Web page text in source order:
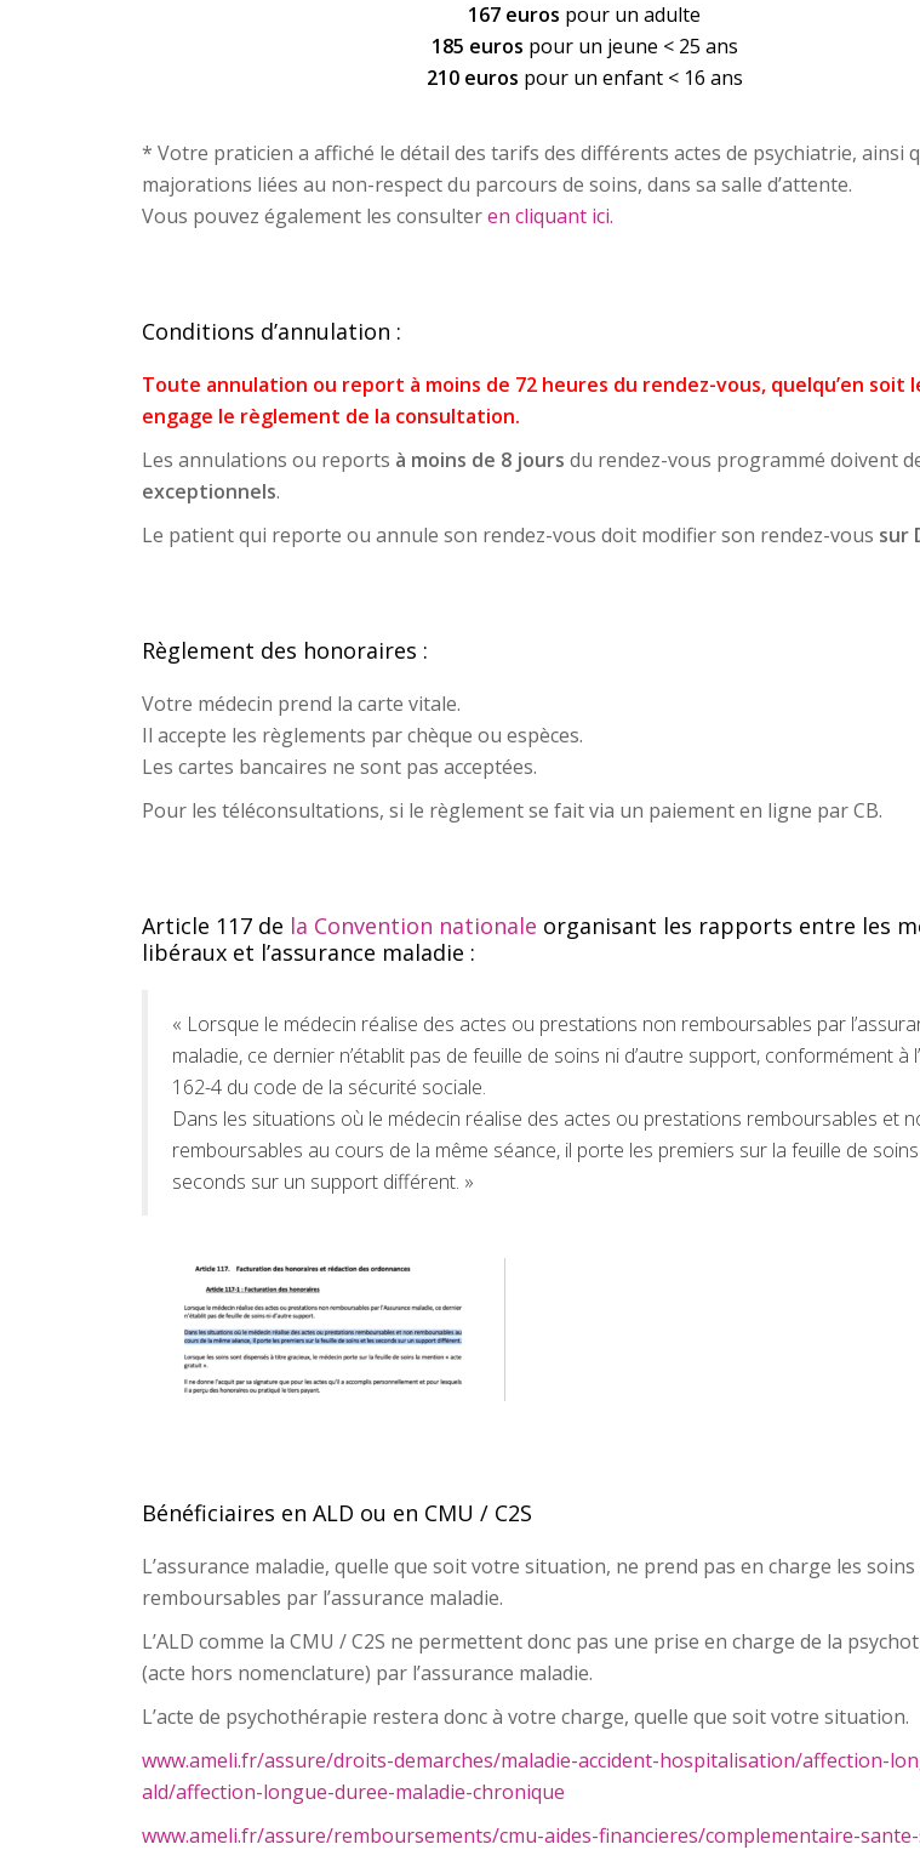
167 euros pour un adulte
185 euros pour un jeune < 25 ans
210 euros pour un enfant < 16 ans
* Votre praticien a affiché le détail des tarifs des différents actes de psychiatrie, ainsi
majorations liées au non-respect du parcours de soins, dans sa salle d’attente.
Vous pouvez également les consulteren cliquant ici.
Conditions d’annulation :
Toute annulation ou report à moins de 72 heures du rendez-vous, quelqu’en soit
engage le règlement de la consultation.
Les annulations ou reports à moins de 8 jours du rendez-vous programmé doivent
exceptionnels.
Le patient qui reporte ou annule son rendez-vous doit modifier son rendez-vous sur
Règlement des honoraires :
Votre médecin prend la carte vitale.
Il accepte les règlements par chèque ou espèces.
Les cartes bancaires ne sont pas acceptées.
Pour les téléconsultations, si le règlement se fait via un paiement en ligne par CB.
Article 117 de la Convention nationale organisant les rapports entre les
libéraux et l’assurance maladie :
« Lorsque le médecin réalise des actes ou prestations non remboursables par
maladie, ce dernier n’établit pas de feuille de soins ni d’autre support, conformément à
162-4 du code de la sécurité sociale.
Dans les situations où le médecin réalise des actes ou prestations remboursables et
remboursables au cours de la même séance, il porte les premiers sur la feuille de
seconds sur un support différent. »
Bénéficiaires en ALD ou en CMU / C2S
L’assurance maladie, quelle que soit votre situation, ne prend pas en charge les
remboursables par l’assurance maladie.
L’ALD comme la CMU / C2S ne permettent donc pas une prise en charge de la
(acte hors nomenclature) par l’assurance maladie.
L’acte de psychothérapie restera donc à votre charge, quelle que soit votre situation.
www.ameli.fr/assure/droits-demarches/maladie-accident-hospitalisation/affection-
ald/affection-longue-duree-maladie-chronique
www.ameli.fr/assure/remboursements/cmu-aides-financieres/complementaire-